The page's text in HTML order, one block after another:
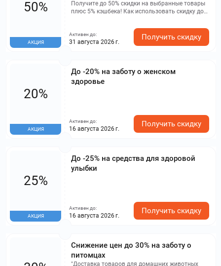
Получите до 50% скидки на выбранные товары
плюс 5% кэшбека! Как использовать скидку до
корзину 2. Выберите аптеку «Здравсити» 3.
Выберите способ получения: «Сейчас» или
«Через час» Если скидка не применяется,
«забрать завтра» (со склада).
50%
АКЦИЯ
Активен до:
31 августа 2026 г.
Получить скидку
До -20% на заботу о женском
здоровье
20%
АКЦИЯ
Активен до:
16 августа 2026 г.
Получить скидку
До -25% на средства для здоровой
улыбки
25%
АКЦИЯ
Активен до:
16 августа 2026 г.
Получить скидку
Снижение цен до 30% на заботу о
питомцах
"Доставка товаров для домашних животных